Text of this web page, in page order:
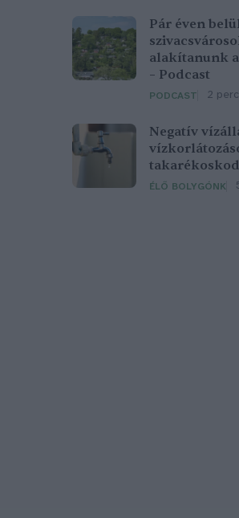
Pár éven
alakítanunk
– Podcast
PODCAST 2 perc
Negatív
ÉLŐ BOLYGÓNK